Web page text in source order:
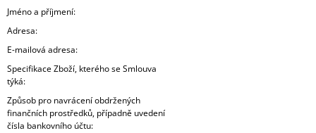
Jméno a příjmení:
Adresa:
E-mailová adresa:
Specifikace Zboží, kterého se Smlouva
týká:
Způsob pro navrácení obdržených
finančních prostředků, případně uvedení
čísla bankovního účtu: